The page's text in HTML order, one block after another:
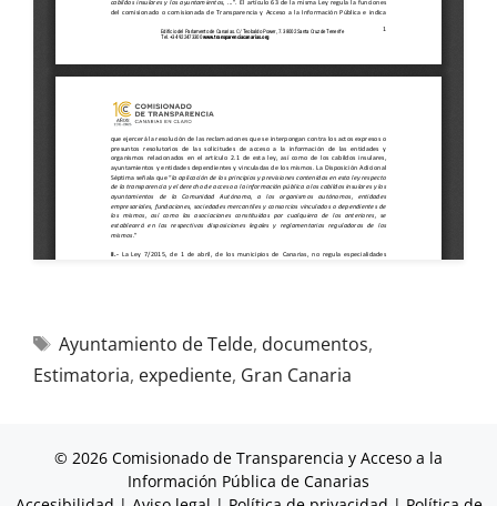
Ayuntamiento de Telde, documentos,
Estimatoria, expediente, Gran Canaria
© 2026 Comisionado de Transparencia y Acceso a la
Información Pública de Canarias